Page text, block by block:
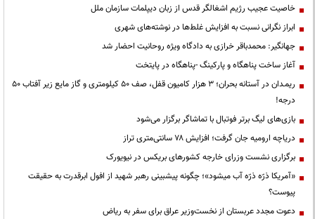
خاصیت عجیب رژیم اشغالگر قدس از زبان دیپلمات سازمان ملل
ابراز نگرانی نسبت به افزایش غلط‌ها در نوشته‌های شهری
جهانگیر: محمدباقر خرازی به دادگاه ویژه روحانیت احضار شد
آغاز ساخت پناهگاه و پارکینگ -پناهگاه در پایتخت
ریمـدان در آستانه بحران؛ ۳ هزار کامیون قفل، صف ۵۰ کیلومتری و گاز مایع زیر آفتاب ۵۰
درجه!
بازی‌های لیگ برتر فوتبال با تماشاگر برگزار می‌شود
دریاچه ارومیه جان گرفت؛ افزایش ۷۸ سانتی‌متری تراز
برگزاری نشست وزرای خارجه کشورهای بریکس در نیویورک
«آمریکا ذرّه ذرّه آب میشود»؛ چگونه پیشبینی رهبر شهید از افول ابرقدرت به حقیقت
پیوست؟
دعوت مجدد عربستان از نخست‌وزیر عراق برای سفر به ریاض